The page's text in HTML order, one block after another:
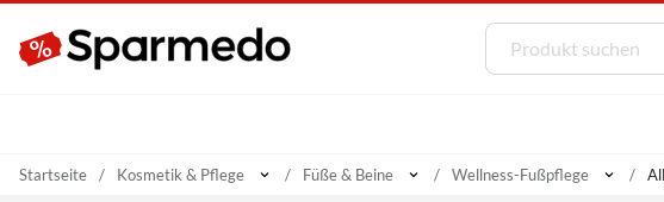
Startseite Kosmetik & Pflege Füße & Beine Wellness-Fußpflege